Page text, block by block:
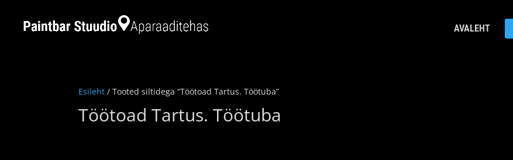
AVALEHT
Esileht / Tooted siltidega “Töötoad Tartus. Töötuba”
Töötoad Tartus. Töötuba